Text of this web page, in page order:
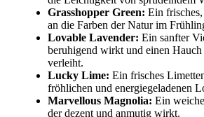
Grasshopper Green: Ein
an die Farben der Natur im
Lovable Lavender: Ein sanfter
beruhigend wirkt und einen
verleiht.
Lucky Lime: Ein frisches
fröhlichen und energiegeladenen
Marvellous Magnolia: Ein
der dezent und anmutig wirkt.